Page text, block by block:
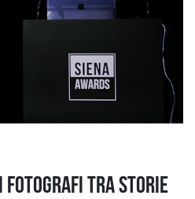
fotografi tra storie